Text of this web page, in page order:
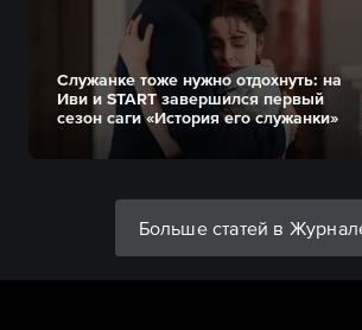
Служанке тоже нужно отдохнуть: на
Иви и START завершился первый
сезон саги «История его служанки»
Больше статей в